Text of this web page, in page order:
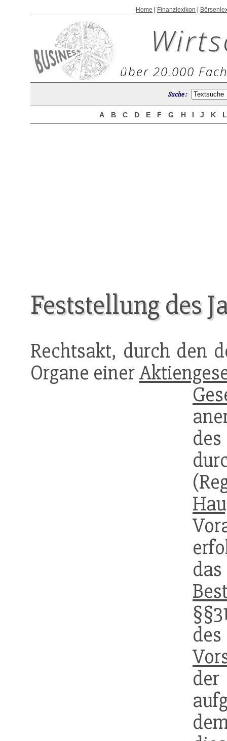
Home Finanzlexikon
über 20.000
Suche :
A B C D E F G H I J K
Feststellung des
Rechtsakt, durch den
Organe einer
des